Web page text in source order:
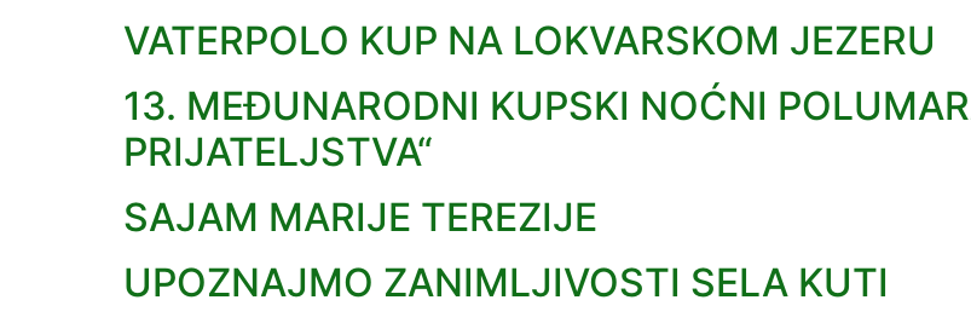
VATERPOLO KUP NA LOKVARSKOM JEZERU
13. MEĐUNARODNI KUPSKI NOĆNI
PRIJATELJSTVA“
SAJAM MARIJE TEREZIJE
UPOZNAJMO ZANIMLJIVOSTI SELA KUTI